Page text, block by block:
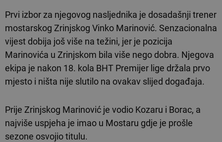
Prvi izbor za njegovog nasljednika je dosadašnji trener
mostarskog Zrinjskog Vinko Marinović. Senzacionalna
vijest dobija još više na težini, jer je pozicija
Marinovića u Zrinjskom bila više nego dobra. Njegova
ekipa je nakon 18. kola BHT Premijer lige držala prvo
mjesto i ništa nije slutilo na ovakav slijed događaja.
Prije Zrinjskog Marinović je vodio Kozaru i Borac, a
najviše uspjeha je imao u Mostaru gdje je prošle
sezone osvojio titulu.